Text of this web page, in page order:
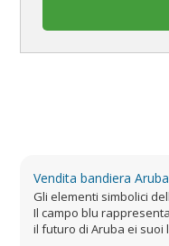
Vendita bandiera Aruba
Gli elementi simbolici
Il campo blu
il futuro di Aruba ei suoi